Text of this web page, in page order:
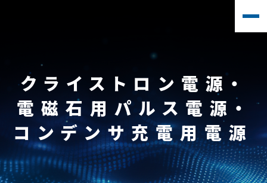
クライストロン電源・
電磁石用パルス電源・
コンデンサ充電用電源